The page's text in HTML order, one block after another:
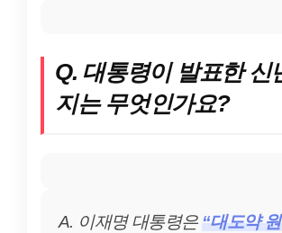
Q. 대통령이 발표한 신
지는 무엇인가요?
A. 이재명 대통령은“대도약